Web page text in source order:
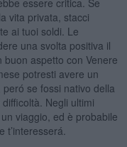
vita privata, stacci
ai tuoi soldi. Le
una svolta positiva il
aspetto con Venere
potresti avere un
se fossi nativo della
Negli ultimi
viaggio, ed è probabile